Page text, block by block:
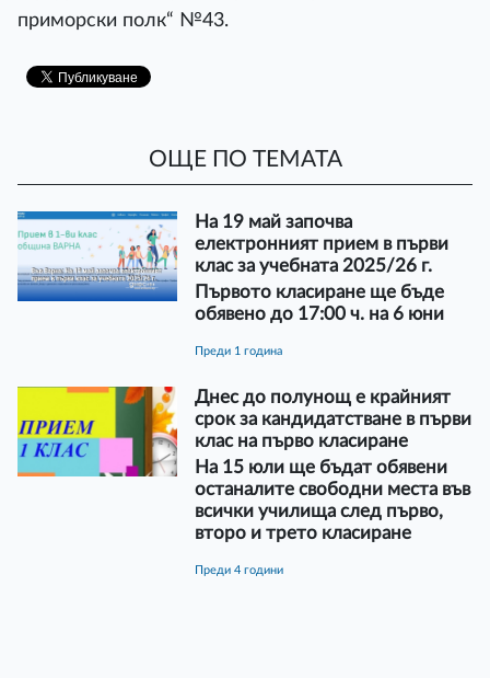
приморски полк“ №43.
ОЩЕ ПО ТЕМАТА
На 19 май започва
електронният прием в първи
клас за учебната 2025/26 г.
Първото класиране ще бъде
обявено до 17:00 ч. на 6 юни
преди 1 година
Днес до полунощ е крайният
срок за кандидатстване в първи
клас на първо класиране
На 15 юли ще бъдат обявени
останалите свободни места във
всички училища след първо,
второ и трето класиране
преди 4 години